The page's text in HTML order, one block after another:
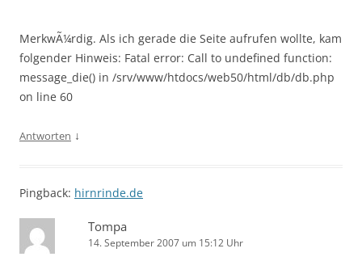
MerkwÃ¼rdig. Als ich gerade die Seite aufrufen wollte, kam
folgender Hinweis: Fatal error: Call to undefined function:
message_die() in /srv/www/htdocs/web50/html/db/db.php
on line 60
Antworten ↓
Pingback: hirnrinde.de
Tompa
14. September 2007 um 15:12 Uhr